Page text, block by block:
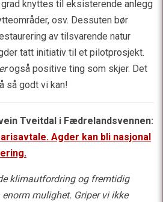
knyttes til eksisterende anlegg
osv. Dessuten bør
av tilsvarende natur
tatt initiativ til et pilotprosjekt.
erogså positive ting som skjer. Det
så godt vi kan!
Tveitdal i Fædrelandsvennen:
Agder kan bli nasjonal
klimautfordring og fremtidig
mulighet. Griper vi ikke